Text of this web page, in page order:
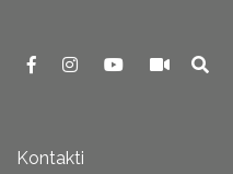
Kontakti